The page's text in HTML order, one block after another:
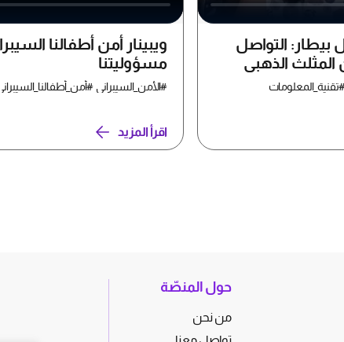
بيطار: التواصل
المثلث الذهبي
الحضارة
ويبينار أمن أطفالنا
مسؤوليتنا
#الأمن_السيبراني
اقرأ المزيد
حول المنصّة
من نحن